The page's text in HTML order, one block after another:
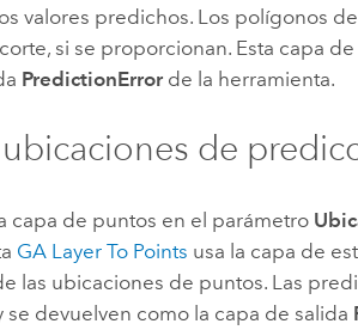
valores predichos. Los polígonos
si se proporcionan. Esta capa
PredictionError de la herramienta.
de
capa de puntos en el parámetro
GA Layer To Points usa la capa de
las ubicaciones de puntos. Las
se devuelven como la capa de salida